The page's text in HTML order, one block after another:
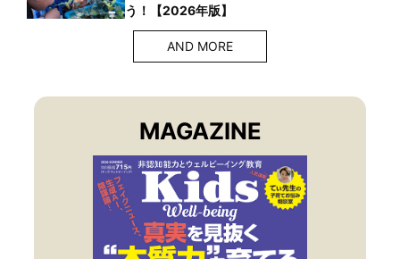
う！【2026年版】
AND MORE
MAGAZINE